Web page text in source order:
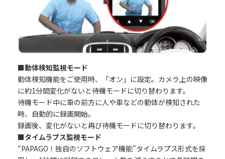
■動体検知監視モード
動体検知機能をご使用時、「オン」に設定。カメラ上の映像
に約1分間変化がないと待機モードに切り替わります。
待機モード中に車の前方に人や車などの動体が検知された
時、自動的に録画開始。
録画後、変化がないと再び待機モードに切り替わります。
■タイムラプス監視モード
“PAPAGO！独自のソフトウェア機能”タイムラプス形式を採